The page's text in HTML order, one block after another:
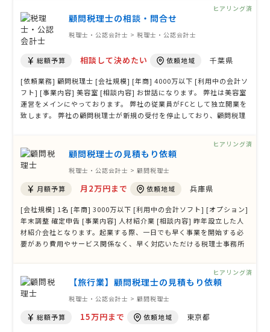
す。 経費 …
顧問税理士の相談・問合せ
税理士・公認会計士 > 税理士・公認会計士
総額予算 相談して決めたい 依頼地域 千葉県
[依頼業務] 顧問税理士 [会社規模] [年商] 4000万以下 [利用中の会計ソ
フト] [事業内容] 美容室 [相談内容] お世話になります。 弊社は美容室
運営をメインにやっております。 弊社の従業員がFCとして独立開業を
致します。 弊社の顧問税理士が新規の受付を停止しており、顧問税理
す。 …
ヒアリング済
顧問税理士の見積もり依頼
税理士・公認会計士 > 顧問税理士
月額予算 月2万円まで 依頼地域 兵庫県
[会社規模] 1名 [年商] 3000万以下 [利用中の会計ソフト] [オプション]
年末調整 確定申告 [事業内容] 人材紹介業 [相談内容] 昨年設立した人
材紹介会社となります。起業する際、一日でも早く事業を開始する必
要があり費用やサービス関係なく、早く対応いただける税理士事務所
幸いです。
ヒアリング済
【旅行業】顧問税理士の見積もり依頼
税理士・公認会計士 > 顧問税理士
総額予算 15万円まで 依頼地域 東京都
ヒアリング済